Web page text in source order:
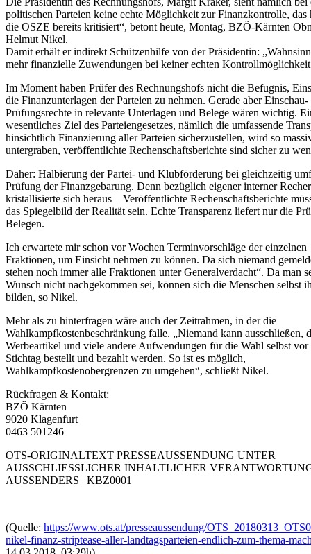
politischen Parteien keine echte Möglichkeit zur Finanzkontrolle, das
die OSZE bereits kritisiert“, betont heute, Montag, BZÖ-Kärnten
Helmut Nikel.
Damit erhält er indirekt Schützenhilfe von der Präsidentin:
mehr finanzielle Zuwendungen bei keiner echten
Im Moment haben Prüfer des Rechnungshofs nicht die Befugnis,
die Finanzunterlagen der Parteien zu nehmen. Gerade aber Einschau-
Prüfungsrechte in relevante Unterlagen und Belege wären wichtig.
wesentliches Ziel des Parteiengesetzes, nämlich die umfassende
hinsichtlich Finanzierung aller Parteien sicherzustellen, wird so
untergraben, veröffentlichte Rechenschaftsberichte sind sicher zu
Daher: Halbierung der Partei- und Klubförderung bei gleichzeitig
Prüfung der Finanzgebarung. Denn bezüglich eigener interner
kristallisierte sich heraus – Veröffentlichte Rechenschaftsberichte
das Spiegelbild der Realität sein. Echte Transparenz liefert nur die
Belegen.
Ich erwartete mir schon vor Wochen Terminvorschläge der einzelnen
Fraktionen, um Einsicht nehmen zu können. Da sich niemand
stehen noch immer alle Fraktionen unter Generalverdacht“. Da man
Wunsch nicht nachgekommen sei, können sich die Menschen selbst
bilden, so Nikel.
Mehr als zu hinterfragen wäre auch der Zeitrahmen, in der die
Wahlkampfkostenbeschränkung falle. „Niemand kann ausschließen,
Werbeartikel und viele andere Aufwendungen für die Wahl selbst vor
Stichtag bestellt und bezahlt werden. So ist es möglich,
Wahlkampfkostenobergrenzen zu umgehen“, schließt Nikel.
Rückfragen & Kontakt:
BZÖ Kärnten
9020 Klagenfurt
0463 501246
OTS-ORIGINALTEXT PRESSEAUSSENDUNG UNTER
AUSSCHLIESSLICHER INHALTLICHER
AUSSENDERS | KBZ0001
(Quelle: https://www.ots.at/presseaussendung/
nikel-finanz-striptease-aller-landtagsparteien-endlich-zum-thema-